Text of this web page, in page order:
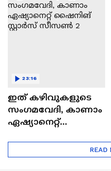
ഇത് കഴിവുകളുടെ
സംഗമവേദി, കാണാം
ഏഷ്യാനെറ്റ്
23:16
READ